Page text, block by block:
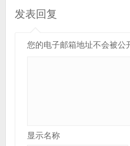
发表回复
您的电子邮箱地址不会被公
显示名称